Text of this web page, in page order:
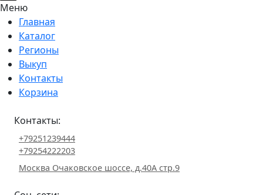
Меню
Главная
Каталог
Регионы
Выкуп
Контакты
Корзина
Контакты:
+79251239444
+79254222203
Москва Очаковское шоссе, д.40А стр.9